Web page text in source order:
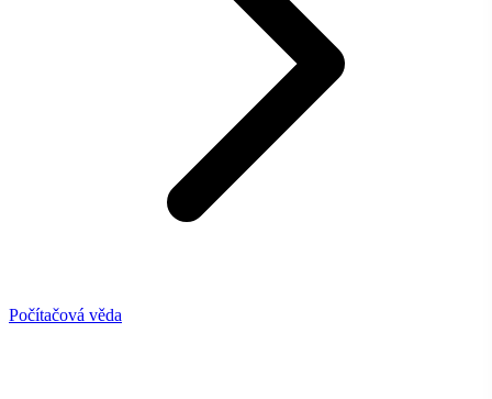
Počítačová věda